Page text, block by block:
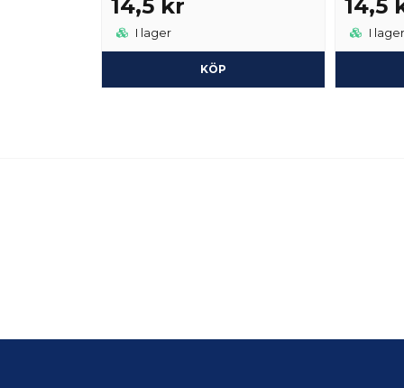
14,5 kr
I lager
KÖP
14,5
I lager